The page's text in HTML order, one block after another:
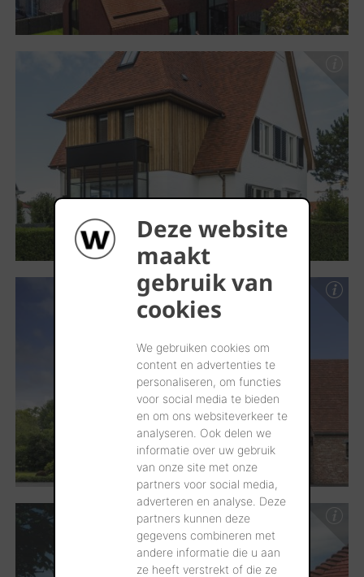
Deze website
maakt
gebruik van
cookies
We gebruiken cookies om
content en advertenties te
personaliseren, om functies
voor social media te bieden
en om ons websiteverkeer te
analyseren. Ook delen we
informatie over uw gebruik
van onze site met onze
partners voor social media,
adverteren en analyse. Deze
partners kunnen deze
gegevens combineren met
andere informatie die u aan
ze heeft verstrekt of die ze